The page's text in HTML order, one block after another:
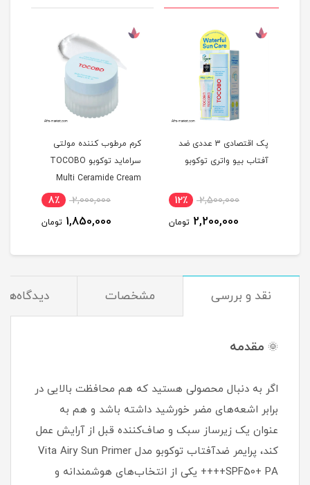
پک اقتصادی 3 عددی ضد
آفتاب بیو واتری توکوبو
2,500,000 12٪
2,200,000 تومان
کرم مرطوب کننده مولتی
سراماید توکوبو TOCOBO
Multi Ceramide Cream
2,000,000 8٪
1,850,000 تومان
نقد و بررسی مشخصات دیدگاه‌ها
🌞 مقدمه
اگر به دنبال محصولی هستید که هم محافظت بالایی در
برابر اشعه‌های مضر خورشید داشته باشد و هم به
عنوان یک زیرساز سبک و صاف‌کننده قبل از آرایش عمل
کند، پرایمر ضدآفتاب توکوبو مدل Vita Airy Sun Primer
SPF50+ PA++++ یکی از انتخاب‌های هوشمندانه و